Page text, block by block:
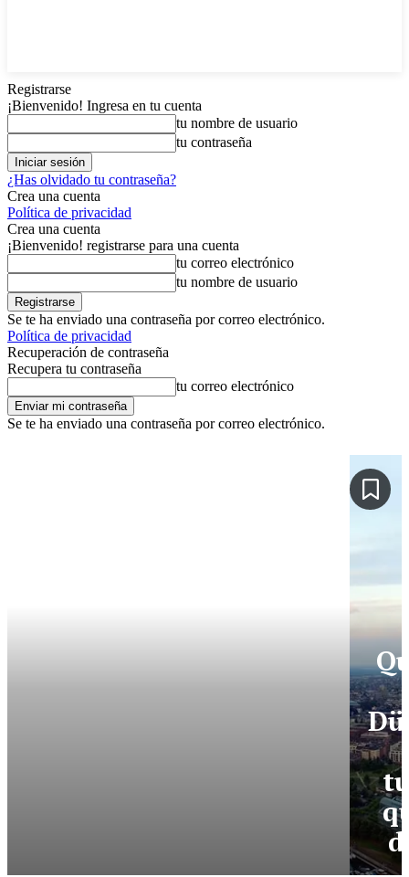
Registrarse
¡Bienvenido! Ingresa en tu cuenta
tu nombre de usuario
tu contraseña
¿Has olvidado tu contraseña?
Crea una cuenta
Política de privacidad
Crea una cuenta
¡Bienvenido! registrarse para una cuenta
tu correo electrónico
tu nombre de usuario
Se te ha enviado una contraseña por correo electrónico.
Política de privacidad
Recuperación de contraseña
Recupera tu contraseña
tu correo electrónico
Se te ha enviado una contraseña por correo electrónico.